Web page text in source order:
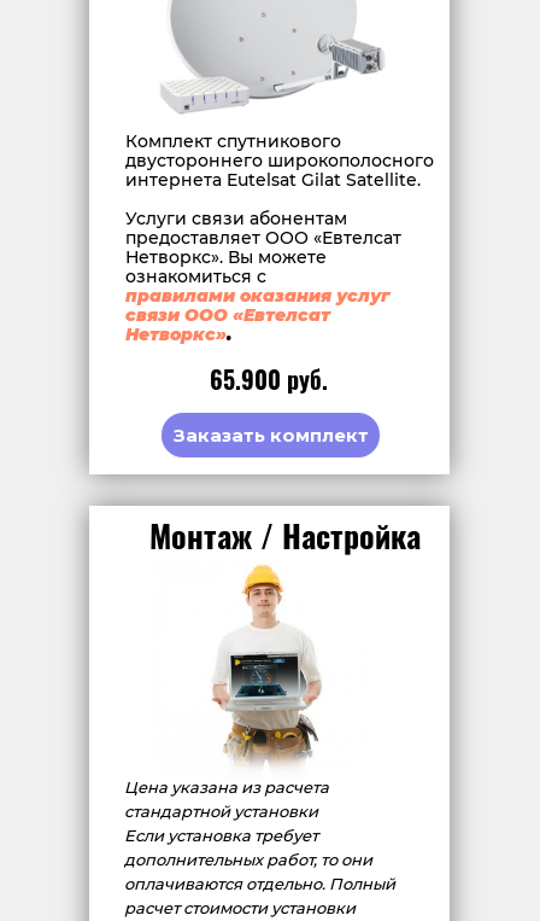
Монтаж / Настройка
Цена указана из расчета
стандартной установки
Если установка требует
дополнительных работ, то они
оплачиваются отдельно. Полный
расчет стоимости установки
65.900 руб.
Комплект спутникового
двустороннего широкополосного
интернета Eutelsat Gilat Satellite.
Услуги связи абонентам
предоставляет ООО «Евтелсат
Нетворкс». Вы можете
ознакомиться с
правилами оказания услуг
связи ООО «Евтелсат
Нетворкс».
Заказать комплект